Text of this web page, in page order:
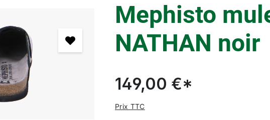
Mephisto
NATHAN noir
149,00 €*
Prix TTC